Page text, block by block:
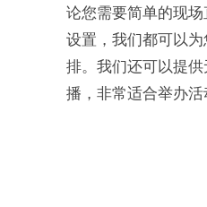
论您需要简单的现
设置，我们都可以
排。我们还可以提
播，非常适合举办活